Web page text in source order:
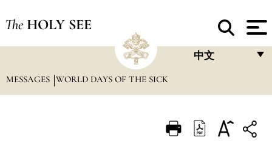
The HOLY SEE
中文
ITALIANO
MESSAGES WORLD DAYS OF THE SICK